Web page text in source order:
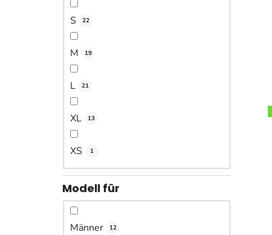
S 22
M 19
L 21
XL 13
XS 1
Modell für
Männer 12